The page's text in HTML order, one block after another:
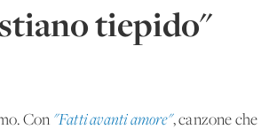
tiepido"
Con "Fatti avanti amore", canzone